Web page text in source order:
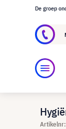
Over
De groep